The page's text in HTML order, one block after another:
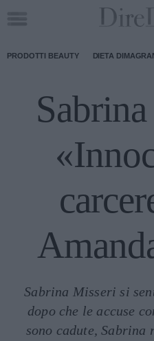
PRODOTTI BEAUTY DIETA
Sabrina Misseri si
dopo che le accuse
sono cadute, Sabrina